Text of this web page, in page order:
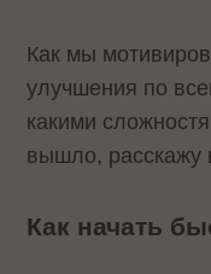
Как мы
улучшения по
какими
вышло, расскажу
Как начать